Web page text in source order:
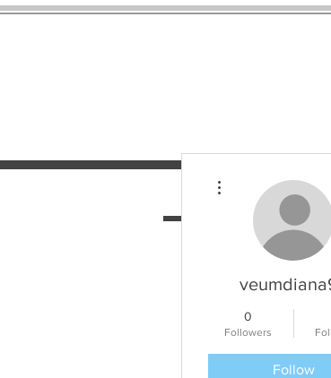
მთავარი
0
Followers
Follow